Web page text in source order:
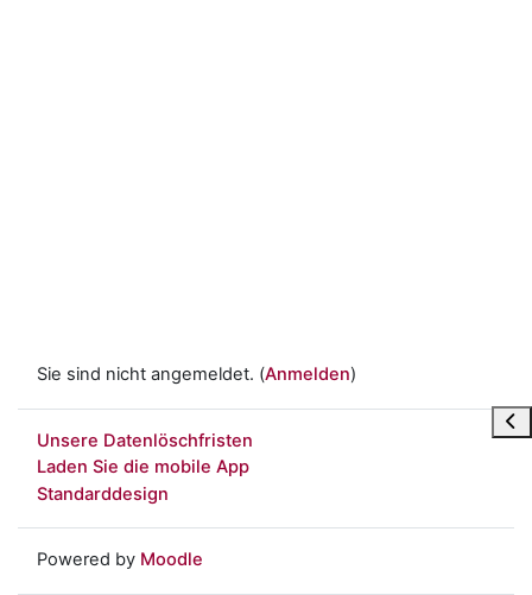
Sie sind nicht angemeldet. (Anmelden)
Unsere Datenlöschfristen
Laden Sie die mobile App
Standarddesign
Powered by Moodle